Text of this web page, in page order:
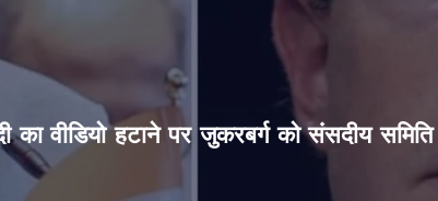
का वीडियो हटाने पर जुकरबर्ग को संसदीय